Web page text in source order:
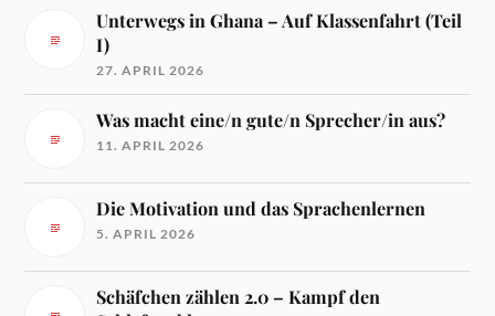
Unterwegs in Ghana – Auf Klassenfahrt (Teil
I)
27. APRIL 2026
Was macht eine/n gute/n Sprecher/in aus?
11. APRIL 2026
Die Motivation und das Sprachenlernen
5. APRIL 2026
Schäfchen zählen 2.0 – Kampf den